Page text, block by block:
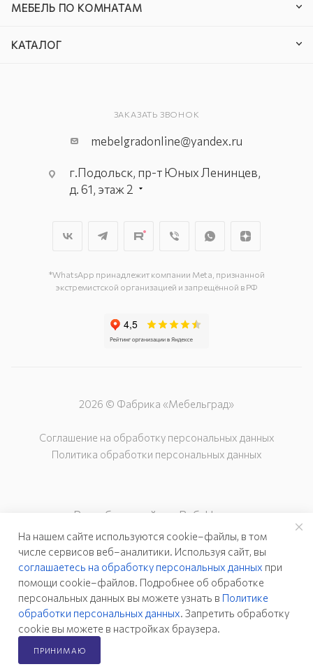
МЕБЕЛЬ ПО КОМНАТАМ
КАТАЛОГ
ЗАКАЗАТЬ ЗВОНОК
mebelgradonline@yandex.ru
г.Подольск, пр-т Юных Ленинцев,
д. 61, этаж 2
г. Подольск, ул. Станционная, д. 11
*WhatsApp принадлежит компании Meta, признанной
экстремистской организацией и запрещённой в РФ
2026 © Фабрика «Мебельград»
Соглашение на обработку персональных данных
Политика обработки персональных данных
Разработка сайта – Веб-Центр
Главная
На нашем сайте используются cookie–файлы, в том
числе сервисов веб–аналитики. Используя сайт, вы
соглашаетесь на обработку персональных данных при
помощи cookie–файлов. Подробнее об обработке
персональных данных вы можете узнать в Политике
обработки персональных данных. Запретить обработку
cookie вы можете в настройках браузера.
ПРИНИМАЮ